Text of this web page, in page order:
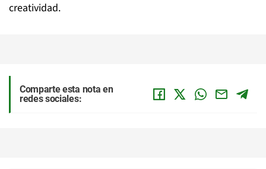
creatividad.
Comparte esta nota en
redes sociales: